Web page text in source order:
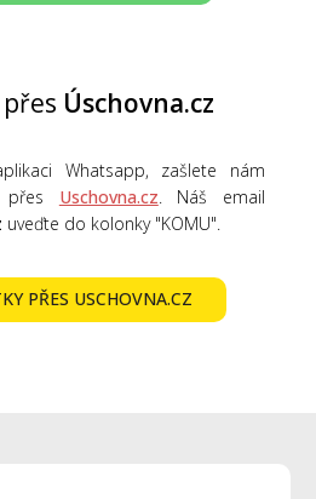
Úschovna.cz
Whatsapp, zašlete nám
přes Uschovna.cz. Náš email
uveďte do kolonky "KOMU".
PŘES USCHOVNA.CZ